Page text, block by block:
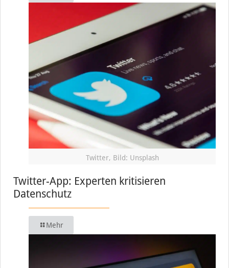
Twitter, Bild: Unsplash
Twitter-App: Experten kritisieren
Datenschutz
Mehr